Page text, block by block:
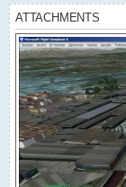
ATTACHMENTS